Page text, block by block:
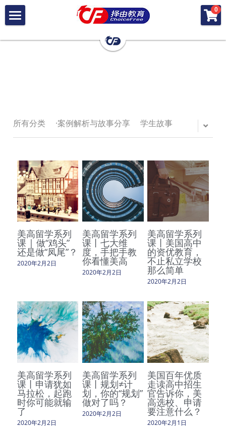
0
· 择 由 出 品
· 录 取 结 果
· 学 子 荟
· 择 由 公 益
· 择 由 美 本
加 入 择 由
所有分类 ·案例解析与故事分享 学生故事
美高留学系列
课 | 做“鸡头”
还是做“凤尾”？
2020年2月2日
美高留学系列
课丨七大维
度，手把手教
你看懂美高
2020年2月2日
美高留学系列
课丨美国高中
的资优教育，
不止私立学校
那么简单
2020年2月2日
美高留学系列
课丨申请犹如
马拉松，起跑
时你可能就输
了
2020年2月2日
美高留学系列
课丨规划≠计
划，你的“规划”
做对了吗？
2020年2月2日
美国百年优质
走读高中招生
官告诉你，美
高选校、申请
要注意什么？
2020年2月1日
×
商品分类